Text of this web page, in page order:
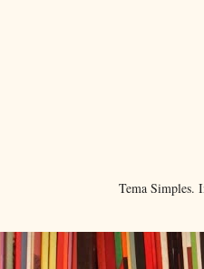
Tema Simples.